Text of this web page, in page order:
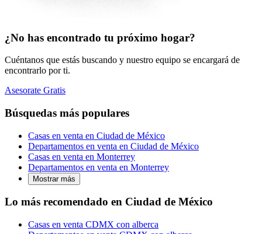
¿No has encontrado tu próximo hogar?
Cuéntanos que estás buscando y nuestro equipo se encargará de
encontrarlo por ti.
Asesorate Gratis
Búsquedas más populares
Casas en venta en Ciudad de México
Departamentos en venta en Ciudad de México
Casas en venta en Monterrey
Departamentos en venta en Monterrey
Mostrar más
Lo más recomendado en Ciudad de México
Casas en venta CDMX con alberca